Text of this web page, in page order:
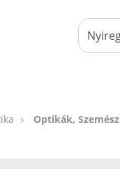
Optikák,